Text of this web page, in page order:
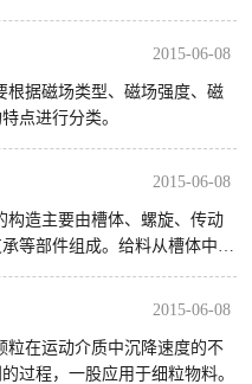
和化学选；③选后产品处理作
2015-06-08
根据磁场类型、磁场强度、磁
点进行分类。
2015-06-08
构造主要由槽体、螺旋、传动
等部件组成。给料从槽体中部
流动的水流带出溢流堰成为溢
2015-06-08
粒在运动介质中沉降速度的不
过程，一股应用于细粒物料。